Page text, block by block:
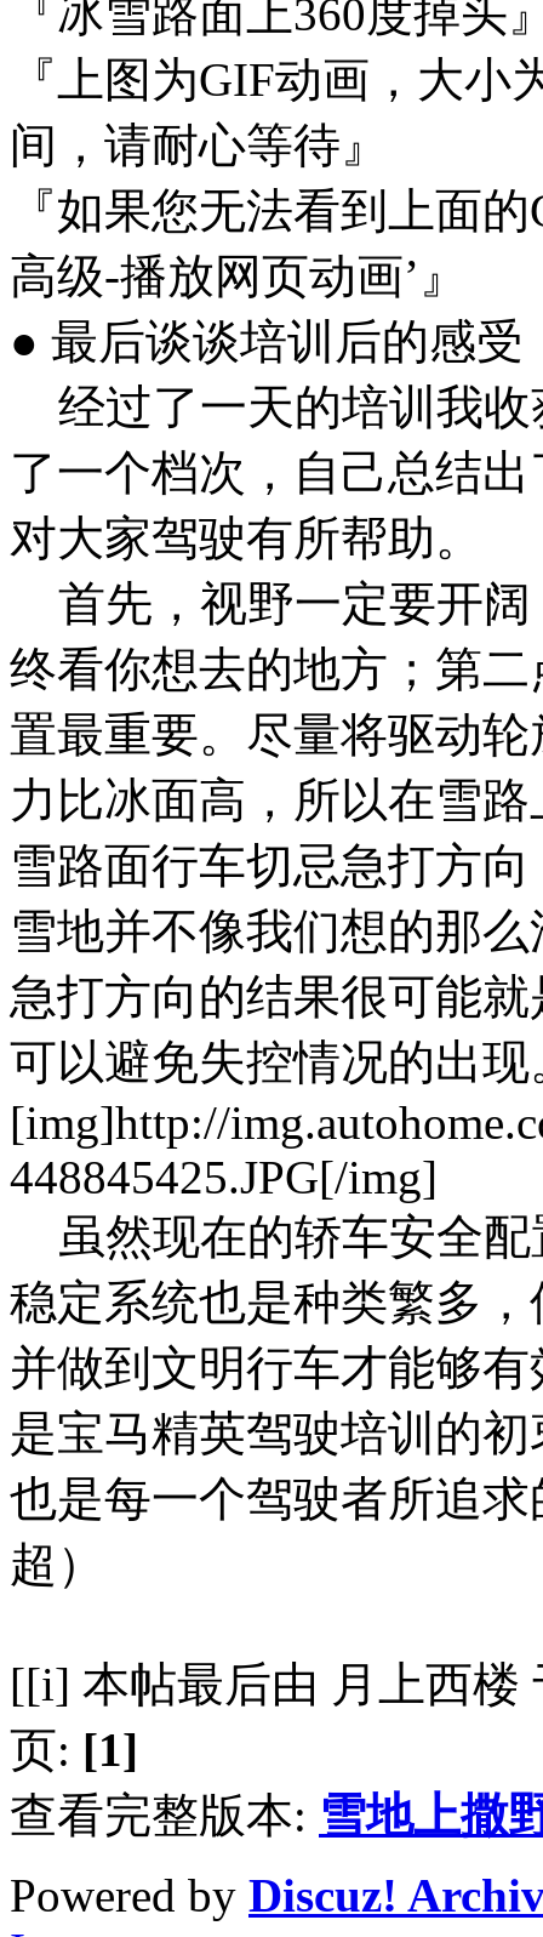
『冰雪路面上360度掉头
『上图为GIF动画，大
间，请耐心等待』
『如果您无法看到上面
高级-播放网页动画’』
● 最后谈谈培训后的感受
经过了一天的培训我收
了一个档次，自己总结
对大家驾驶有所帮助。
首先，视野一定要开阔
终看你想去的地方；第
置最重要。尽量将驱动
力比冰面高，所以在雪
雪路面行车切忌急打方
雪地并不像我们想的那
急打方向的结果很可能
可以避免失控情况的出现
[img]http://
448845425.JPG[/img]
虽然现在的轿车安全配
稳定系统也是种类繁多
并做到文明行车才能够
是宝马精英驾驶培训的
也是每一个驾驶者所追
超）
[[i] 本帖最后由 月上西楼
页: [1]
查看完整版本: 雪地上撒
Powered by Discuz!